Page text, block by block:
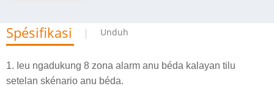
Spésifikasi Unduh
1. Ieu ngadukung 8 zona alarm anu béda kalayan tilu
setelan skénario anu béda.